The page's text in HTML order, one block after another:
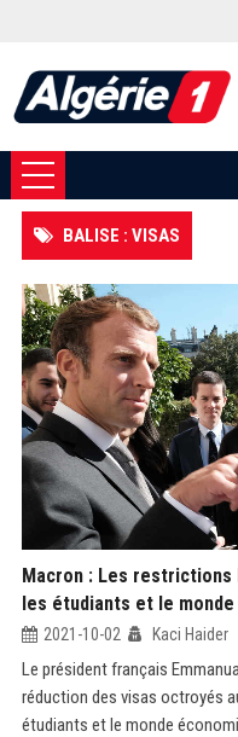
BALISE : VISAS
Macron : Les restrictions
les étudiants et le monde
2021-10-02 Kaci Haider
Le président français
réduction des visas octroyés
étudiants et le monde